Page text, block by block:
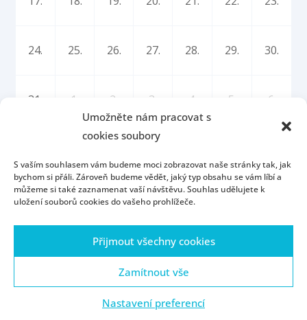
Umožněte nám pracovat s
cookies soubory
S vaším souhlasem vám budeme moci zobrazovat naše stránky tak, jak
bychom si přáli. Zároveň budeme vědět, jaký typ obsahu se vám líbí a
můžeme si také zaznamenat vaší návštěvu. Souhlas udělujete k
uložení souborů cookies do vašeho prohlížeče.
Přijmout všechny cookies
Zamítnout vše
Nastavení preferencí
24. 25. 26. 27. 28. 29. 30.
31. 1. 2. 3. 4. 5. 6.
Úvod Kontakt
Konzultační hodiny
Přijímací řízení
Portál ZČU Webmail